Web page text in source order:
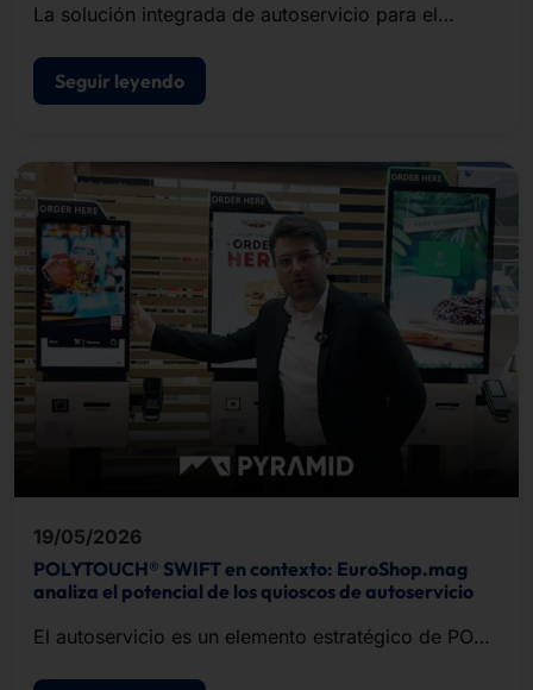
La solución integrada de autoservicio para el
acreditaciones y el control de acceso.
Seguir leyendo
19/05/2026
POLYTOUCH® SWIFT en contexto: EuroShop.mag
analiza el potencial de los quioscos de autoservicio
El autoservicio es un elemento estratégico de POS